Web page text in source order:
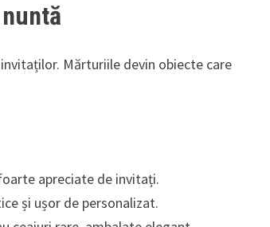
Mărturiile devin obiecte care
apreciate de invitați.
și ușor de personalizat.